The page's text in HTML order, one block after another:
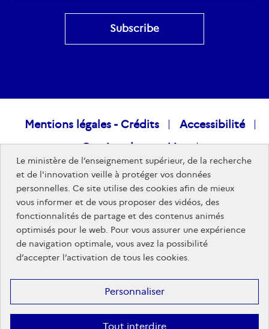
Raccourcis
Mentions légales - Crédits
Accessibilité
Gestion des cookies
Données personnelles
Nous rejoindre
Plan du site
Sites publics
Le ministère de l’enseignement supérieur, de la recherche
et de l'innovation veille à protéger vos données
personnelles. Ce site utilise des cookies afin de mieux
vous informer et de vous proposer des vidéos, des
fonctionnalités de partage et des contenus animés
optimisés pour le web. Pour vous assurer une expérience
de navigation optimale, vous avez la possibilité
d’accepter l’activation de tous les cookies.
Tout interdire
Personnaliser